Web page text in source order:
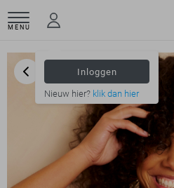
MENU
Inloggen
Nieuw hier? klik dan hier